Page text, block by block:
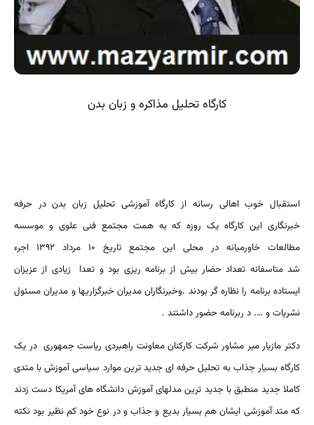
کارگاه تحلیل مذاکره و زبان بدن
استقبال خوب اهالی رسانه از کارگاه آموزشی تحلیل زبان بدن در حرفه
خبرنگاری این کارگاه یک روزه که به همت مجتمع فنی علوی و موسسه
مطالعات خاورمیانه در محلی این مجتمع تاریخ ۱۰ مرداد ۱۳۹۲ اجرء
شد متاسفانه تعداد حضار بیش از برنامه ریزی بود و تعدا زیادی از عزیزان
ایستاده برنامه را نظاره گر بودند .وخبرنگاران مدیران خبرگزاریها و مدیران مسئول
نشریات و …. د ربرنامه حضور داشتند .
دکتر مازیار میر مشاور شرکت کارکنان معاونت راهبردی ریاست جمهوری در یک
کارگاه بسیار جذاب به تحلیل حرفه ای جدید ترین موارد سیاسی آموزش با متدی
کاملا جدید منطبق با جدید ترین مدلهای آموزش دانشگاه های آمریکا دست زدند
که متد آموزشی ایشان هم بسیار بدیع و جذاب و در نوع خود کم نظیر بود نکته